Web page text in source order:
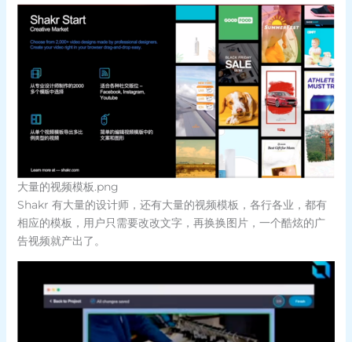
大量的视频模板.png
Shakr 有大量的设计师，还有大量的视频模板，各行各业，都有
相应的模板，用户只需要改改文字，再换换图片，一个酷炫的广
告视频就产出了。